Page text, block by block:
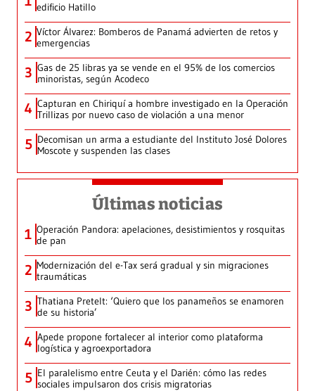
edificio Hatillo
2 Víctor Álvarez: Bomberos de Panamá advierten de retos y
emergencias
3 Gas de 25 libras ya se vende en el 95% de los comercios
minoristas, según Acodeco
4 Capturan en Chiriquí a hombre investigado en la Operación
Trillizas por nuevo caso de violación a una menor
5 Decomisan un arma a estudiante del Instituto José Dolores
Moscote y suspenden las clases
Últimas noticias
1 Operación Pandora: apelaciones, desistimientos y rosquitas
de pan
2 Modernización del e-Tax será gradual y sin migraciones
traumáticas
3 Thatiana Pretelt: ‘Quiero que los panameños se enamoren
de su historia’
4 Apede propone fortalecer al interior como plataforma
logística y agroexportadora
5 El paralelismo entre Ceuta y el Darién: cómo las redes
sociales impulsaron dos crisis migratorias